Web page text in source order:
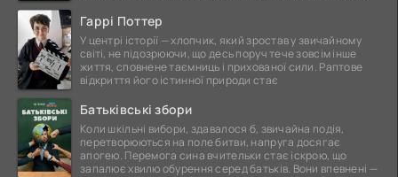
Гаррі Поттер
У центрі історії — хлопчик, який зростав у звичайному
світі, не підозрюючи, що десь поруч тече зовсім інше
життя, сповнене таємниць і прихованої сили. Раптове
відкриття його істинної природи стає
Батьківські збори
Коли шкільні вибори, здавалося б, звичайна подія,
перетворюються на поле битви, напруга досягає
апогею. Перемога сина вчительки стає іскрою, що
запалює хвилю обурення серед батьків. Вони впевнені —